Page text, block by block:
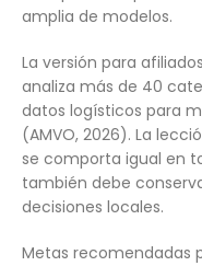
amplia de modelos.
La versión para
analiza más de 40
datos logísticos para
(AMVO, 2026). La
se comporta igual en
también debe
decisiones locales.
Metas recomendadas